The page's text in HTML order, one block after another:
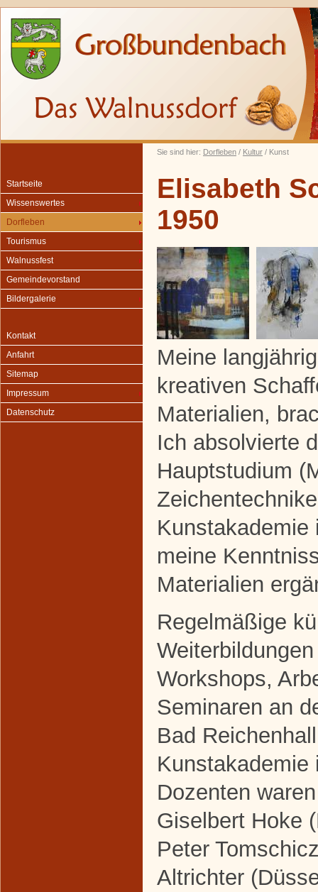
Sie sind hier: Dorfleben / Kultur / Kunst
Startseite
Wissenswertes
Dorfleben
Tourismus
Walnussfest
Gemeindevorstand
Bildergalerie
Kontakt
Anfahrt
Sitemap
Impressum
Datenschutz
Elisabeth
1950
Meine
kreativen
Materialien,
Ich absolvierte
Hauptstudium
Kunstakademie
meine
Materialien
Regelmäßige
Workshops,
Seminaren an
Bad
Kunstakademie
Dozenten
Giselbert Hoke
Peter
Altrichter